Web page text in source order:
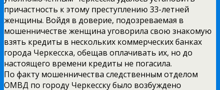
причастность к этому преступлению 33­-летней
женщины. Войдя в доверие, подозреваемая в
мошенничестве женщина уговорила свою знакомую
взять кредиты в нескольких коммерческих банках
города Черкесска, обещав оплачивать их, но до
настоящего времени кредиты не погасила.
По факту мошенничества следственным отделом
ОМВД по городу Черкесску было возбуждено